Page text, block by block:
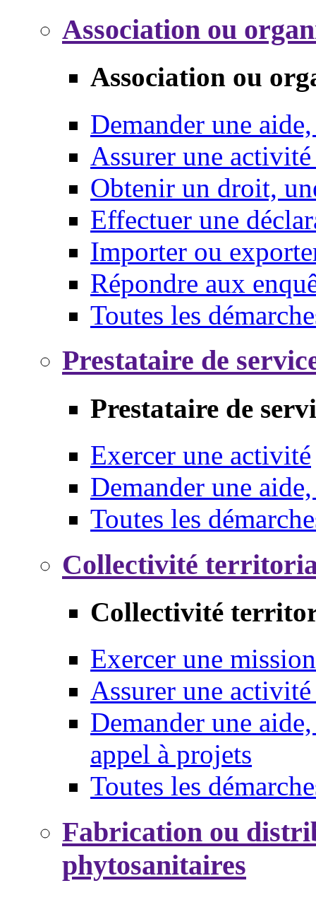
Association ou
Association ou
Demander une
Assurer une
Obtenir un droit,
Effectuer une
Importer ou
Répondre aux
Toutes les
Prestataire de
Prestataire de
Exercer une activité
Demander une
Toutes les
Collectivité
Collectivité
Exercer une mission
Assurer une
Demander une
appel à projets
Toutes les
Fabrication ou
phytosanitaires